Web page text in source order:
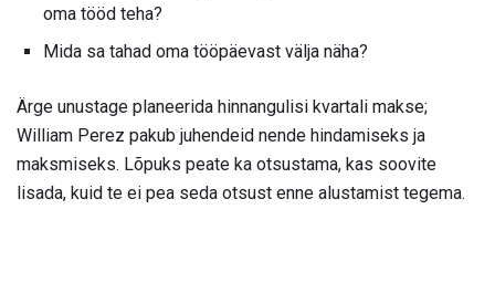
oma tööd teha?
Mida sa tahad oma tööpäevast välja näha?
Ärge unustage planeerida hinnangulisi kvartali makse;
William Perez pakub juhendeid nende hindamiseks ja
maksmiseks. Lõpuks peate ka otsustama, kas soovite
lisada, kuid te ei pea seda otsust enne alustamist tegema.